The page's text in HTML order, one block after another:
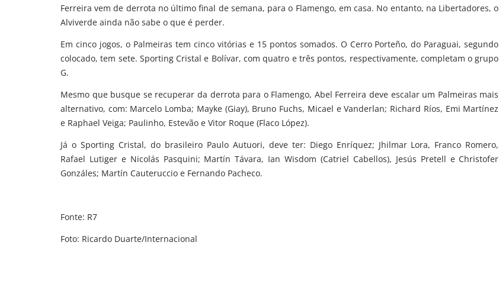
Ferreira vem de derrota no último final de semana, para o Flamengo, em casa. No entanto, na Libertadores, o
Alviverde ainda não sabe o que é perder.
Em cinco jogos, o Palmeiras tem cinco vitórias e 15 pontos somados. O Cerro Porteño, do Paraguai, segundo
colocado, tem sete. Sporting Cristal e Bolívar, com quatro e três pontos, respectivamente, completam o grupo
G.
Mesmo que busque se recuperar da derrota para o Flamengo, Abel Ferreira deve escalar um Palmeiras mais
alternativo, com: ⁠Marcelo Lomba; Mayke (Giay), Bruno Fuchs, Micael e Vanderlan; Richard Ríos, Emi Martínez
e Raphael Veiga; Paulinho, Estevão e Vitor Roque (Flaco López).
Já o Sporting Cristal, do brasileiro Paulo Autuori, deve ter: Diego Enríquez; Jhilmar Lora, Franco Romero,
Rafael Lutiger e Nicolás Pasquini; Martín Távara, Ian Wisdom (Catriel Cabellos), Jesús Pretell e Christofer
Gonzáles; Martín Cauteruccio e Fernando Pacheco.
Fonte: R7
Foto: Ricardo Duarte/Internacional